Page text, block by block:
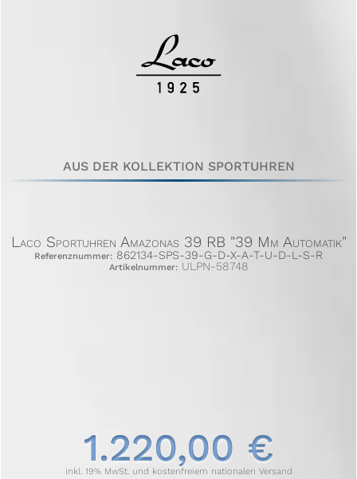
AUS DER KOLLEKTION SPORTUHREN
Laco Sportuhren Amazonas 39 RB "39 Mm Automatik"
Referenznummer: 862134-SPS-39-G-D-X-A-T-U-D-L-S-R
Artikelnummer:ULPN-58748
1.220,00 €
inkl. 19% MwSt. und kostenfreiem nationalen Versand